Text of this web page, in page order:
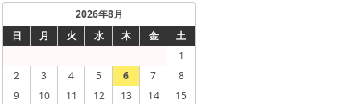
2026年8月
日
月 火 水 木 金
土
1
2
3 4 5 6 7
8
9
10 11 12 13 14
15